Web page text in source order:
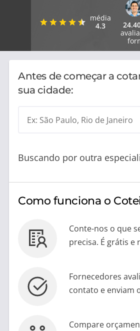
média
4.3
Antes de começar a
sua cidade:
Ex: São Paulo, Rio de Janeiro
Buscando por outra
Como funciona o
Conte-nos o que
precisa. É grátis e
Fornecedores
contato e enviam
Compare